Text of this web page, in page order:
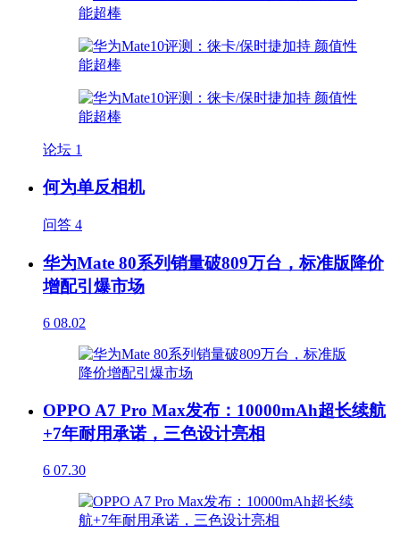
论坛 1
何为单反相机
问答 4
华为Mate 80系列销量破809万台，标准版降价
增配引爆市场
6 08.02
OPPO A7 Pro Max发布：10000mAh超长续航
+7年耐用承诺，三色设计亮相
6 07.30